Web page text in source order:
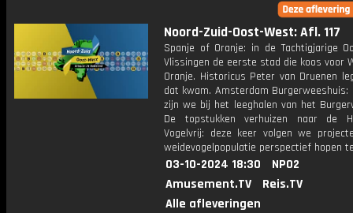
Noord-Zuid-Oost-West: Afl. 117
Spanje of Oranje: in de Tachtigjarige
Vlissingen de eerste stad die koos voor
Oranje. Historicus Peter van Druenen
dat kwam. Amsterdam Burgerweeshuis:
zijn we bij het leeghalen van het
De topstukken verhuizen naar de
Vogelvrij: deze keer volgen we
weidevogelpopulatie perspectief hopen
03-10-2024 18:30
NPO2
Amusement.TV
Reis.TV
Alle afleveringen